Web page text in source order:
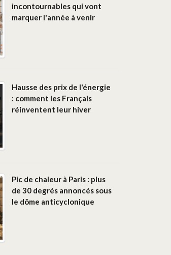
incontournables qui vont
marquer l'année à venir
Hausse des prix de l'énergie
: comment les Français
réinventent leur hiver
Pic de chaleur à Paris : plus
de 30 degrés annoncés sous
le dôme anticyclonique